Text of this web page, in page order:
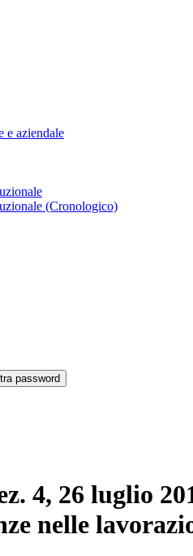
e aziendale
(Cronologico)
password
4, 26 luglio
nelle